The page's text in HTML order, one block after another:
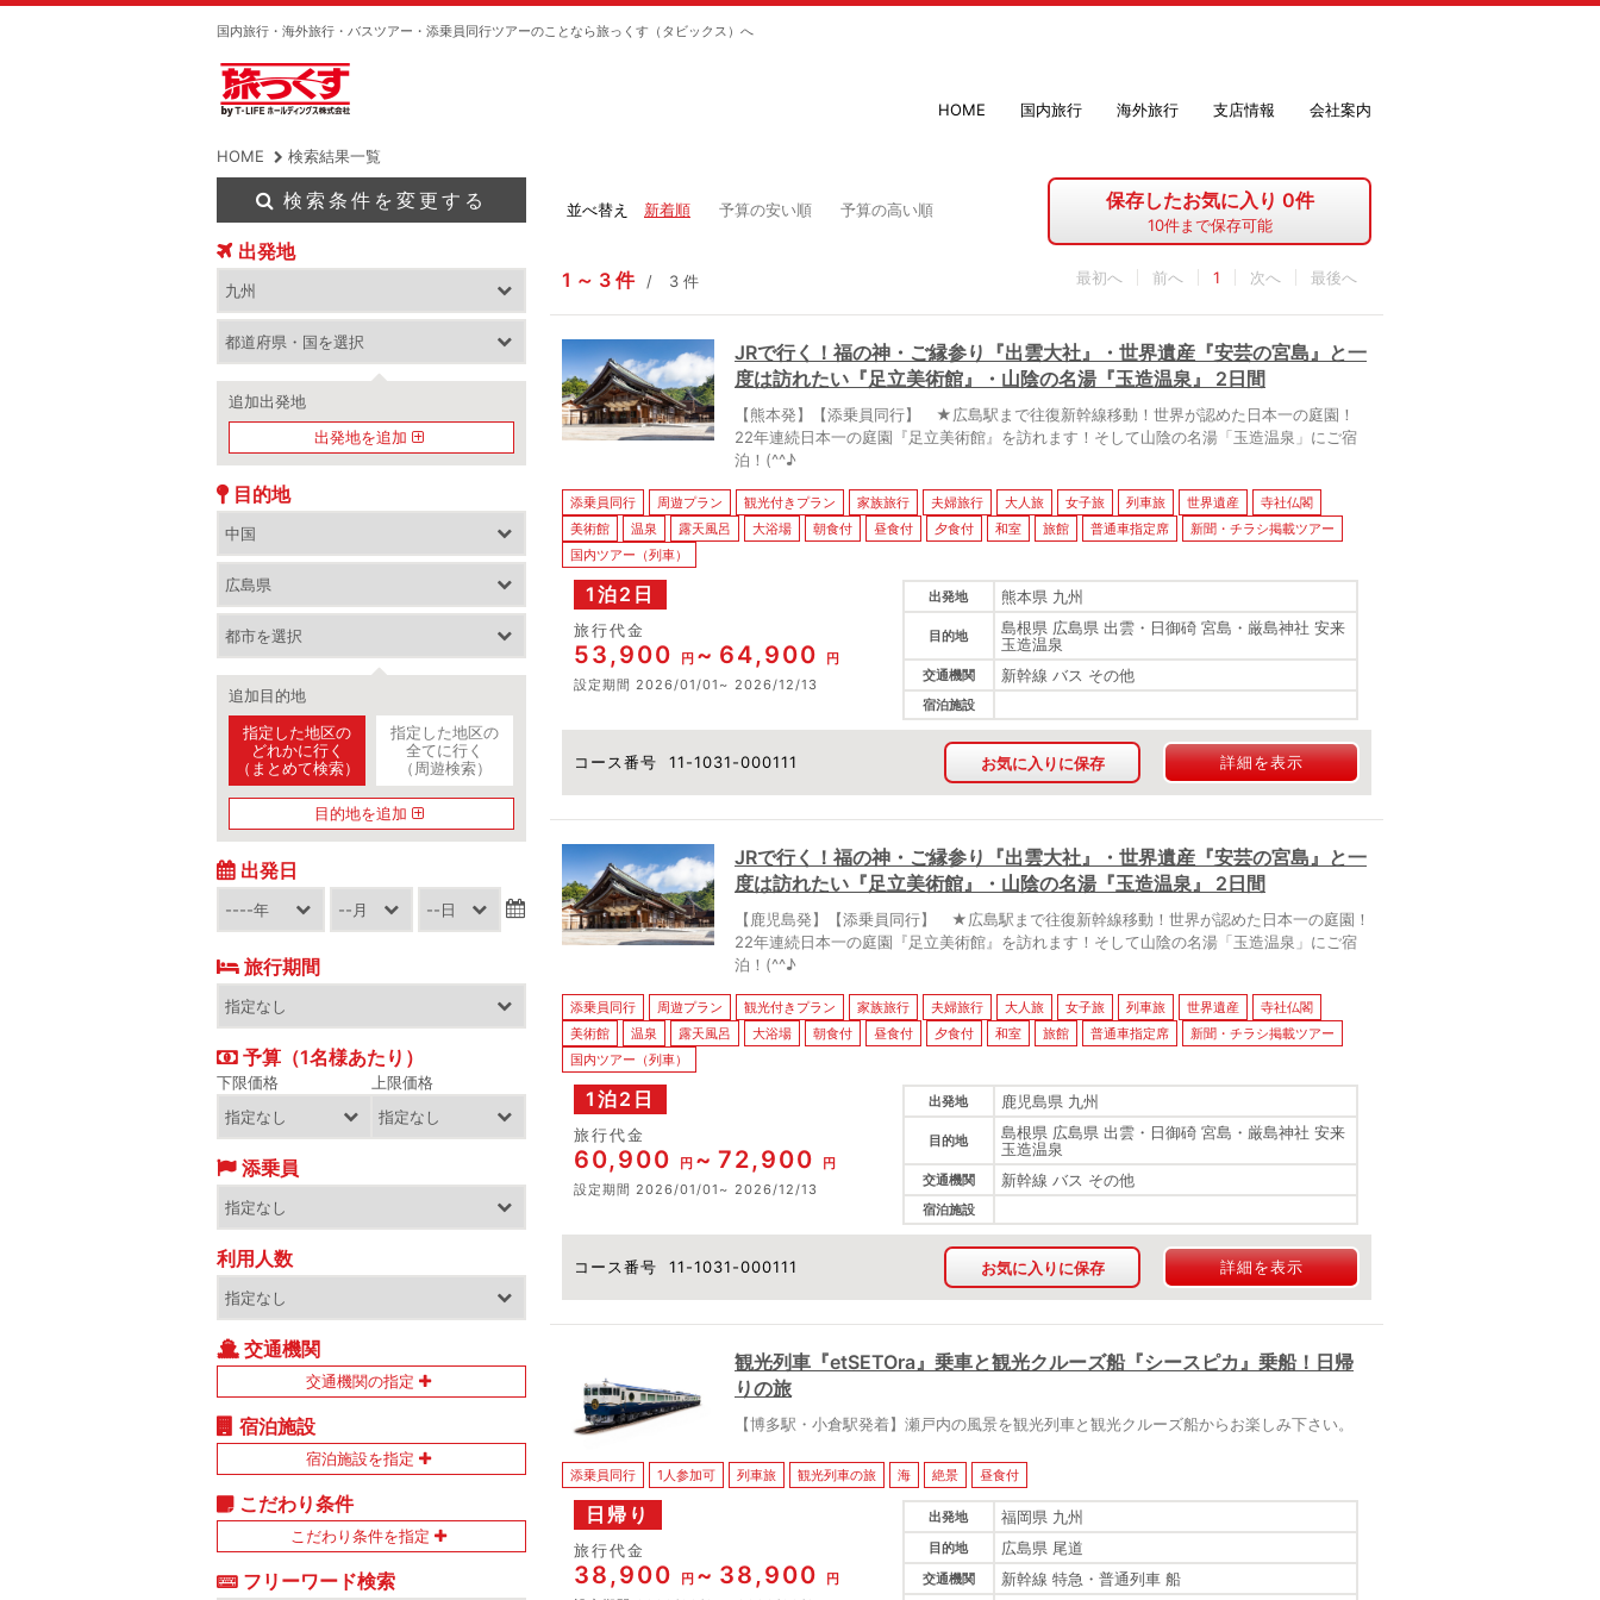
国内旅行・海外旅行・バスツアー・添乗員同行ツアーのことなら旅っくす（タビックス）へ
HOME 国内旅行 海外旅行 支店情報 会社案内
HOME 検索結果一覧
保存したお気に入り 0件
10件まで保存可能
並べ替え 新着順 予算の安い順 予算の高い順
1 3 件 3 件 最初へ 1 最後へ
JRで行く！福の神・ご縁参り『出雲大社』・世界遺産『安芸の宮島』と一
度は訪れたい『足立美術館』・山陰の名湯『玉造温泉』 2日間
【熊本発】【添乗員同行】 ★広島駅まで往復新幹線移動！世界が認めた日本一の庭園！
22年連続日本一の庭園『足立美術館』を訪れます！そして山陰の名湯「玉造温泉」にご宿
泊！(^^♪
添乗員同行 周遊プラン 観光付きプラン 家族旅行 夫婦旅行 大人旅 女子旅 列車旅 世界遺産
寺社仏閣
美術館
温泉 露天風呂 大浴場 朝食付 昼食付 夕食付 和室 旅館 普通車指定席
新聞・チラシ掲載ツアー
国内ツアー（列車）
1泊2日
コース番号 11-1031-000111
旅行代金
53,900 円 64,900
円
設定期間 2026/01/01 2026/12/13
出発地 熊本県 九州
目的地
島根県 広島県 出雲・日御碕 宮島・厳島神社 安来
玉造温泉
交通機関 新幹線 バス その他
宿泊施設
お気に入りに保存 詳細を表示
JRで行く！福の神・ご縁参り『出雲大社』・世界遺産『安芸の宮島』と一
度は訪れたい『足立美術館』・山陰の名湯『玉造温泉』 2日間
【鹿児島発】【添乗員同行】 ★広島駅まで往復新幹線移動！世界が認めた日本一の庭園！
22年連続日本一の庭園『足立美術館』を訪れます！そして山陰の名湯「玉造温泉」にご宿
泊！(^^♪
添乗員同行 周遊プラン 観光付きプラン 家族旅行 夫婦旅行 大人旅 女子旅 列車旅 世界遺産
寺社仏閣
美術館
温泉 露天風呂 大浴場 朝食付 昼食付 夕食付 和室 旅館 普通車指定席
新聞・チラシ掲載ツアー
国内ツアー（列車）
1泊2日
コース番号 11-1031-000111
旅行代金
60,900 円 72,900
円
設定期間 2026/01/01 2026/12/13
出発地 鹿児島県 九州
目的地
島根県 広島県 出雲・日御碕 宮島・厳島神社 安来
玉造温泉
交通機関 新幹線 バス その他
宿泊施設
お気に入りに保存 詳細を表示
観光列車『etSETOra』乗車と観光クルーズ船『シースピカ』乗船！日帰
りの旅
【博多駅・小倉駅発着】瀬戸内の風景を観光列車と観光クルーズ船からお楽しみ下さい。
添乗員同行 1人参加可 列車旅 観光列車の旅 海 絶景 昼食付
日帰り
旅行代金
38,900 円 38,900
円
出発地 福岡県 九州
目的地 広島県 尾道
交通機関 新幹線 特急・普通列車 船
検索条件を変更する
出発地
追加出発地
出発地を追加
目的地
追加目的地
指定した地区の
どれかに行く
（まとめて検索）
指定した地区の
全てに行く
（周遊検索）
目的地を追加
出発日
旅行期間
予算（1名様あたり）
下限価格 上限価格
添乗員
利用人数
交通機関
交通機関の指定
宿泊施設
宿泊施設を指定
こだわり条件
こだわり条件を指定
フリーワード検索